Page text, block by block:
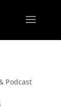
Podcast